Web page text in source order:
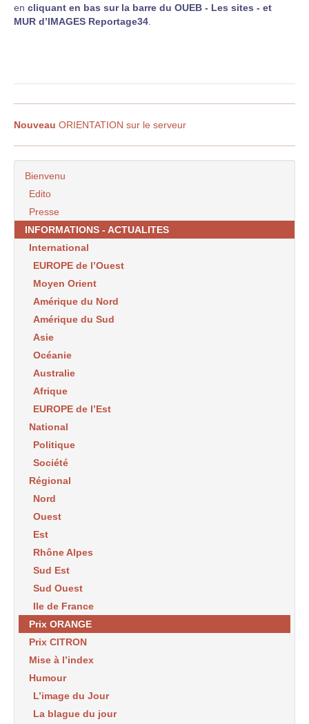
en cliquant en bas sur la barre du OUEB - Les sites - et
MUR d’IMAGES Reportage34
Nouveau ORIENTATION sur le serveur
Bienvenu
Edito
Presse
INFORMATIONS - ACTUALITES
International
EUROPE de l’Ouest
Moyen Orient
Amérique du Nord
Amérique du Sud
Asie
Océanie
Australie
Afrique
EUROPE de l’Est
National
Politique
Société
Régional
Nord
Ouest
Est
Rhône Alpes
Sud Est
Sud Ouest
Ile de France
Prix ORANGE
Prix CITRON
Mise à l’index
Humour
L’image du Jour
La blague du jour